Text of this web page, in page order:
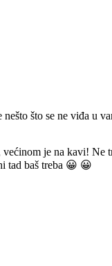
što se ne viđa u
je na kavi! Ne
tad baš treba 😀 😀